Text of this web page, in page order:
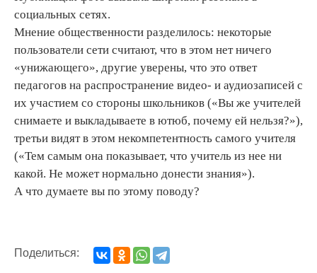
социальных сетях.
Мнение общественности разделилось: некоторые
пользователи сети считают, что в этом нет ничего
«унижающего», другие уверены, что это ответ
педагогов на распространение видео- и аудиозаписей с
их участием со стороны школьников («Вы же учителей
снимаете и выкладываете в ютюб, почему ей нельзя?»),
третьи видят в этом некомпетентность самого учителя
(«Тем самым она показывает, что учитель из нее ни
какой. Не может нормально донести знания»).
А что думаете вы по этому поводу?
Поделиться: